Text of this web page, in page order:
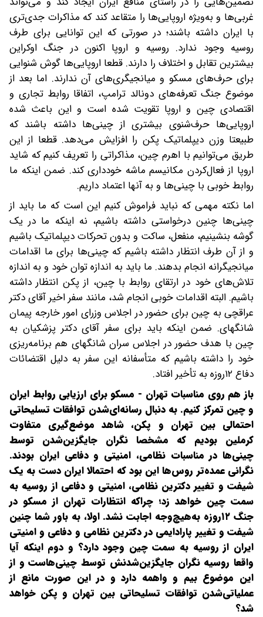
غربی‌ها و به‌ویژه اروپایی‌ها را متقاعد کند که مذاکرات جدی‌تری
با ایران داشته باشند؛ در صورتی که این توانایی برای طرف
روسیه وجود ندارد. روسیه و اروپا اکنون در جنگ اوکراین
بیشترین تقابل و اختلاف را دارند. قطعا اروپایی‌ها گوش شنوایی
برای حرف‌های مسکو و میانجیگری‌های آن ندارند. اما بعد از
موضوع جنگ تعرفه‌های دونالد ترامپ، اتفاقا روابط تجاری و
اقتصادی چین و اروپا تقویت شده است و این باعث شده
اروپایی‌ها حرف‌شنوی بیشتری از چینی‌ها داشته باشند که
طبیعتا وزن دیپلماتیک پکن را افزایش می‌دهد. قطعا از این
طریق می‌توانیم با اهرم چین، مذاکراتی را تعریف کنیم که شاید
اروپا از فعال‌کردن مکانیسم ماشه خودداری کند. ضمن اینکه ما
روابط خوبی با چینی‌ها‌ و به آنها اعتماد داریم.
اما نکته مهمی که نباید فراموش کنیم این است که ما باید از
چینی‌ها چنین درخواستی داشته باشیم، نه اینکه ما در یک
گوشه بنشینیم، منفعل، ساکت و بدون تحرکات دیپلماتیک باشیم
و از آن طرف انتظار داشته باشیم که چینی‌ها برای ما اقدامات
میانجیگرانه انجام بدهند. ما باید به اندازه توان خود و به اندازه
تلاش‌های خود در ارتقای روابط با چین، از پکن انتظار داشته
باشیم. البته اقدامات خوبی انجام شد، مانند سفر اخیر آقای دکتر
عراقچی به چین برای حضور در اجلاس وزرای امور خارجه پیمان
شانگهای. ضمن اینکه باید برای سفر آقای دکتر پزشکیان به
چین با هدف حضور در اجلاس سران شانگهای هم برنامه‌ریزی
خود را داشته باشیم که متأسفانه این سفر به دلیل اقتضائات
دفاع ۱۲‌روزه به تأخیر افتاد.
‌‌باز هم روی مناسبات تهران - مسکو برای ارزیابی روابط ایران
و چین تمرکز کنیم. به دنبال رسانه‌ای‌شدن توافقات تسلیحاتی
احتمالی بین تهران و پکن، شاهد موضع‌گیری متفاوت
کرملین بودیم که مشخصا نگران جایگزین‌شدن توسط
چینی‌ها در مناسبات نظامی، امنیتی و دفاعی ایران بودند.
نگرانی عمده‌تر روس‌ها این بود که احتمالا ایران دست به یک
شیفت و تغییر دکترین نظامی، امنیتی و دفاعی از روسیه به
سمت چین خواهد زد؛ چرا‌که انتظارات تهران از مسکو در
جنگ ۱۲روزه به‌هیچ‌وجه اجابت نشد. اولا، به باور شما چنین
شیفت و تغییر پارادایمی در دکترین نظامی و دفاعی و امنیتی
ایران از روسیه به سمت چین وجود دارد؟ و دوم اینکه‌ آیا
واقعا روسیه نگران جایگزین‌شدنش توسط چینی‌هاست و از
این موضوع بیم و واهمه دارد‌ و در این صورت مانع از
عملیاتی‌شدن توافقات تسلیحاتی بین تهران و پکن خواهد
شد؟